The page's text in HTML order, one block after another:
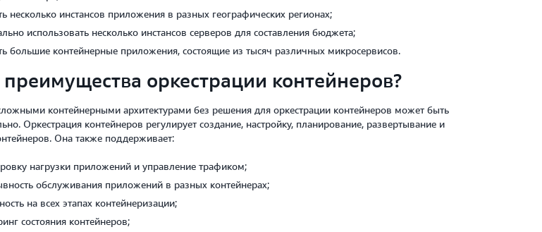
несколько инстансов приложения в разных географических регионах;
использовать несколько инстансов серверов для составления бюджета;
большие контейнерные приложения, состоящие из тысяч различных микросервисов.
оркестрации контейнеров?
контейнерными архитектурами без решения для оркестрации контейнеров может быть
Оркестрация контейнеров регулирует создание, настройку, планирование, развертывание и
Она также поддерживает:
нагрузки приложений и управление трафиком;
обслуживания приложений в разных контейнерах;
на всех этапах контейнеризации;
состояния контейнеров;